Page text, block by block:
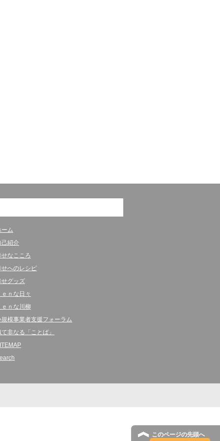
ーム
己紹介
せなこころ
せへのレシピ
せグッズ
ｅｎな日々
ｅｎな川柳
規模事業者支援フォーラム
て非なる「ことば」
このページの先頭へ